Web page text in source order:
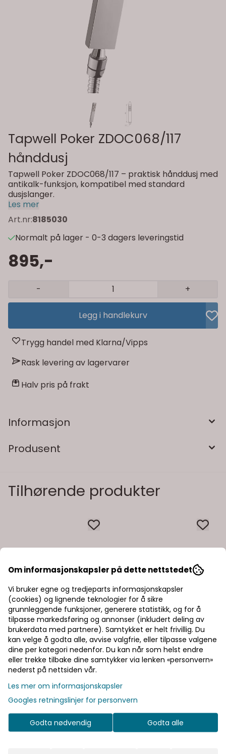
Tapwell Poker ZDOC068/117
hånddusj
Tapwell Poker ZDOC068/117 – praktisk hånddusj med
antikalk-funksjon, kompatibel med standard
dusjslanger.
Les mer
Art.nr:8185030
Normalt på lager - 0-3 dagers leveringstid
895,-
- +
Legg i handlekurv
Trygg handel med Klarna/Vipps
Rask levering av lagervarer
Halv pris på frakt
Informasjon
Produsent
Tilhørende produkter
Om informasjonskapsler på dette nettstedet
Vi bruker egne og tredjeparts informasjonskapsler
(cookies) og lignende teknologier for å sikre
grunnleggende funksjoner, generere statistikk, og for å
tilpasse markedsføring og annonser (inkludert deling av
brukerdata med partnere). Samtykket er helt frivillig. Du
kan velge å godta alle, avvise valgfrie, eller tilpasse valgene
dine per kategori nedenfor. Du kan når som helst endre
eller trekke tilbake dine samtykker via lenken «personvern»
nederst på nettsiden vår.
Les mer om informasjonskapsler
Googles retningslinjer for personvern
Godta nødvendig Godta alle